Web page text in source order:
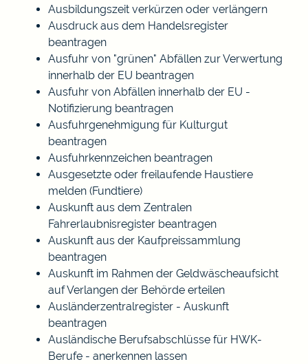
Ausbildungszeit verkürzen oder verlängern
Ausdruck aus dem Handelsregister
beantragen
Ausfuhr von "grünen" Abfällen zur Verwertung
innerhalb der EU beantragen
Ausfuhr von Abfällen innerhalb der EU -
Notifizierung beantragen
Ausfuhrgenehmigung für Kulturgut
beantragen
Ausfuhrkennzeichen beantragen
Ausgesetzte oder freilaufende Haustiere
melden (Fundtiere)
Auskunft aus dem Zentralen
Fahrerlaubnisregister beantragen
Auskunft aus der Kaufpreissammlung
beantragen
Auskunft im Rahmen der Geldwäscheaufsicht
auf Verlangen der Behörde erteilen
Ausländerzentralregister - Auskunft
beantragen
Ausländische Berufsabschlüsse für HWK-
Berufe - anerkennen lassen